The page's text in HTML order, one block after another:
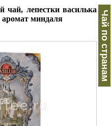
чай, лепестки василька
миндаля
Чай по странам